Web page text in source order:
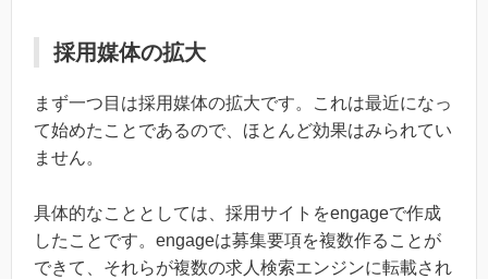
採用媒体の拡大
まず一つ目は採用媒体の拡大です。これは最近になっ
て始めたことであるので、ほとんど効果はみられてい
ません。
具体的なこととしては、採用サイトをengageで作成
したことです。engageは募集要項を複数作ることが
できて、それらが複数の求人検索エンジンに転載され